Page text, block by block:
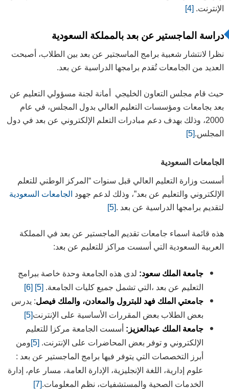
الإنترنت. [4]
دراسة الماجستير عن بعد بالمملكة السعودية
نظرا لانتشار شعبية برامج الماسجتير عن بعد بين الطلاب، أصبحت
العديد من الجامعات تُقدم برامجها الدراسية عن بعد.
حيث قام مجلس التعاون الخليجي أمانة لجنة مسؤولي التعليم عن
بعد بجامعات ومؤسسات التعليم العالي بدول المجلس، في عام
2000، وذلك بهدف دعم مبادرات التعلم الإلكتروني عن بعد في دول
المجلس.[5]
الجامعات السعودية
أسست وزارة التعليم العالي قبل سنوات “المركز الوطني للتعلم
الإلكتروني والتعليم عن بعد”، وذلك لدعم جهود الجامعات السعودية
لتقديم برامجها الدراسية عن بعد .[5]
هذه قائمة اسماء جامعات تقديم الماجستير عن بعد في المملكة
العربية السعودية التي أسست مراكز للتعليم عن بعد:
جامعة الملك سعود: لدى هذه الجامعة وحدة خاصة ببرامج
التعليم عن بعد ،التي تشمل جميع كليات الجامعة. [5]
[6]
جامعتي الملك فهد للبترول والمعادن، والملك فيصل: يدرس
بعض الطلاب بعض المقررات الأساسية على الإنترنت[5]
جامعة الملك عبدالعزيز: أسست الجامعة مركزا للتعليم
الإلكتروني و توفر بعض المحاضرات على الإنترنت. [5]
ومن
أبرز التخصصات التي يتوفر فيها برامج الماجستير عن بعد :
علوم إدارية، اللغة الإنجليزية، الإدارة العامة، مسار عام، إدارة
الخدمات الصحية والمستشفيات، نظم المعلومات.[7]